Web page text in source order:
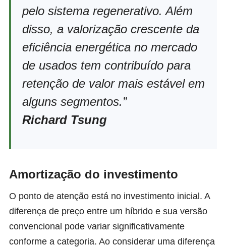
pelo sistema regenerativo. Além
disso, a valorização crescente da
eficiência energética no mercado
de usados tem contribuído para
retenção de valor mais estável em
alguns segmentos.”
Richard Tsung
Amortização do investimento
O ponto de atenção está no investimento inicial. A
diferença de preço entre um híbrido e sua versão
convencional pode variar significativamente
conforme a categoria. Ao considerar uma diferença